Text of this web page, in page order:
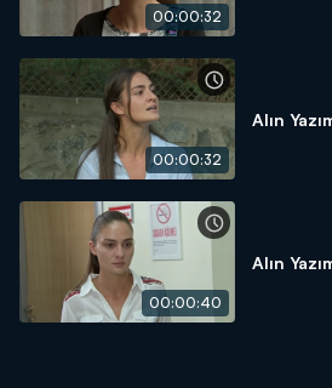
00:00:32
00:00:32
Alın
00:00:40
Alın